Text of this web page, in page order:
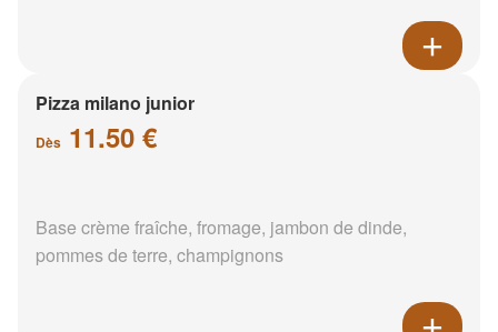
Pizza milano junior
Dès 11.50 €
Base crème fraîche, fromage, jambon de dinde,
pommes de terre, champignons